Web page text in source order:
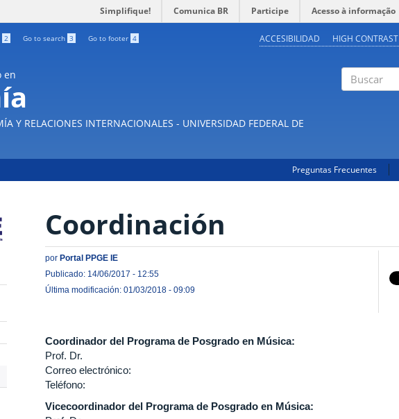
Simplifique! Comunica BR Participe Acesso à informação
2 Go to search 3 Go to footer 4 ACCESIBILIDAD HIGH CONTRAST
en
Y RELACIONES INTERNACIONALES - UNIVERSIDAD FEDERAL DE
Preguntas Frecuentes
Coordinación
por Portal PPGE IE
Publicado: 14/06/2017 - 12:55
Última modificación: 01/03/2018 - 09:09
Coordinador del Programa de Posgrado en Música:
Prof. Dr.
Correo electrónico:
Teléfono:
Vicecoordinador del Programa de Posgrado en Música: